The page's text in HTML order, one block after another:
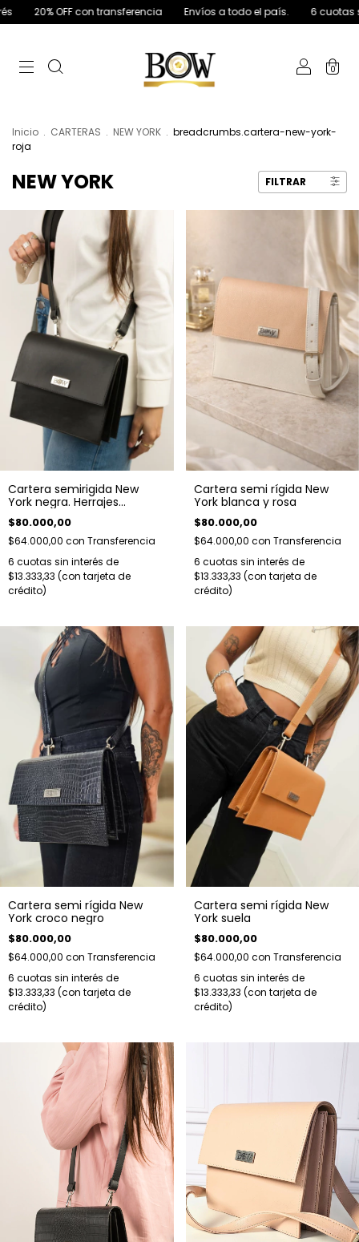
con transferencia Envíos a todo el país. 6 cuotas sin interés
0
Inicio . CARTERAS . NEW YORK . breadcrumbs.cartera-new-york-
roja
NEW YORK FILTRAR
Cartera semirigida New
York negra. Herrajes
plateados.
$80.000,00
$64.000,00 con Transferencia
6 cuotas sin interés de
$13.333,33
Cartera semi rígida New
York blanca y rosa
$80.000,00
$64.000,00 con Transferencia
6 cuotas sin interés de
$13.333,33
Cartera semi rígida New
York croco negro
$80.000,00
$64.000,00 con Transferencia
6 cuotas sin interés de
$13.333,33
Cartera semi rígida New
York suela
$80.000,00
$64.000,00 con Transferencia
6 cuotas sin interés de
$13.333,33